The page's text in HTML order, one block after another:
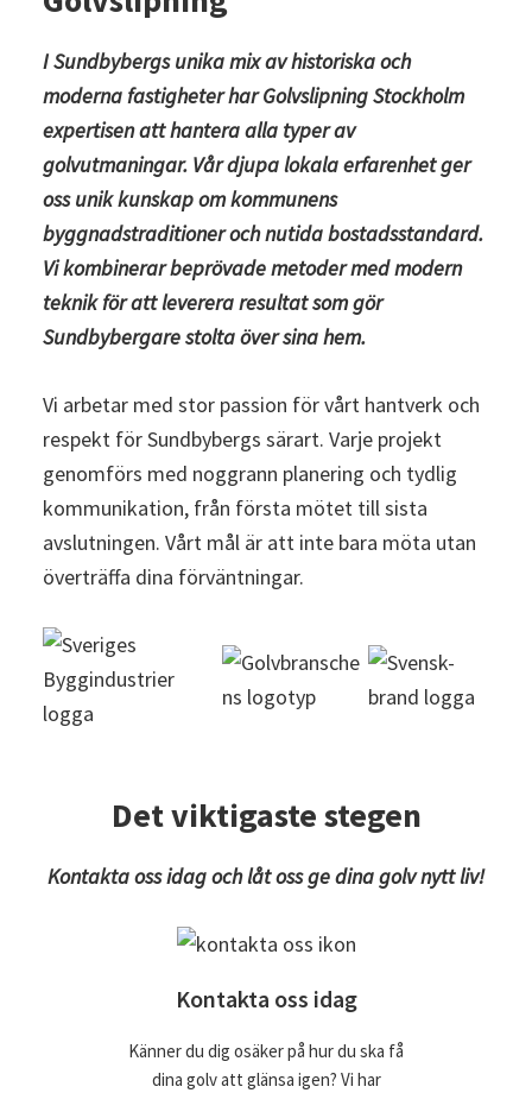
I Sundbybergs unika mix av historiska och
moderna fastigheter harGolvslipning Stockholm
expertisen att hantera alla typer av
golvutmaningar. Vår djupa lokala erfarenhet ger
oss unik kunskap om kommunens
byggnadstraditioner och nutida bostadsstandard.
Vi kombinerar beprövade metoder med modern
teknik för att leverera resultat som gör
Sundbybergare stolta över sina hem.
Vi arbetar med stor passion för vårt hantverk och
respekt för Sundbybergs särart. Varje projekt
genomförs med noggrann planering och tydlig
kommunikation, från första mötet till sista
avslutningen. Vårt mål är att inte bara möta utan
överträffa dina förväntningar.
Det viktigaste stegen
Kontakta oss idag och låt oss ge dina golv nytt liv!
Kontakta oss idag
Känner du dig osäker på hur du ska få
dina golv att glänsa igen? Vi har